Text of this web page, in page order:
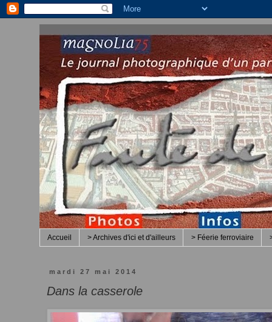
Accueil > Archives d'ici et d'ailleurs > Féerie ferroviaire
mardi 27 mai 2014
Dans la casserole